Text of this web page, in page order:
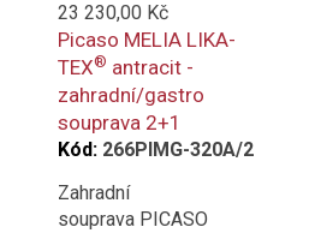
23 230,00 Kč
Picaso MELIA LIKA-
TEX® antracit -
zahradní/gastro
souprava 2+1
Kód: 266PIMG-320A/2
Zahradní
souprava PICASO